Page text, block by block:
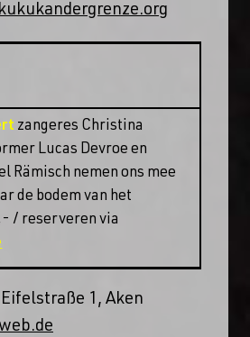
kukukandergrenze.org
zangeres Christina
Lucas Devroe en
Rämisch nemen ons mee
de bodem van het
/ reserveren via
1, Aken